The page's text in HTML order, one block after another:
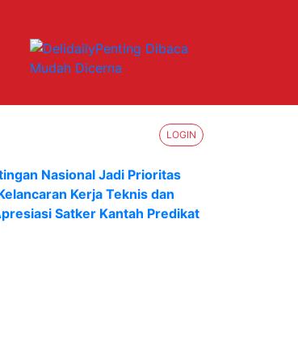
LOGIN
Nasional Jadi Prioritas
Kerja Teknis dan
Satker Kantah Predikat